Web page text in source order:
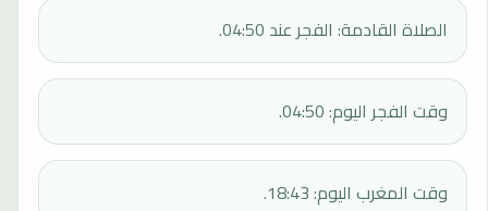
الصلاة القادمة: الفجر عند 04:50.
وقت الفجر اليوم: 04:50.
وقت المغرب اليوم: 18:43.